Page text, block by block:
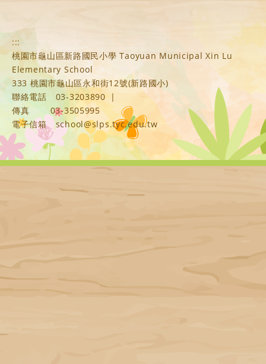
:::
桃園市龜山區新路國民小學 Taoyuan Municipal Xin Lu
Elementary School
333 桃園市龜山區永和街12號(新路國小)
聯絡電話
03-3203890
|
傳真
03-3505995
電子信箱
school@slps.tyc.edu.tw